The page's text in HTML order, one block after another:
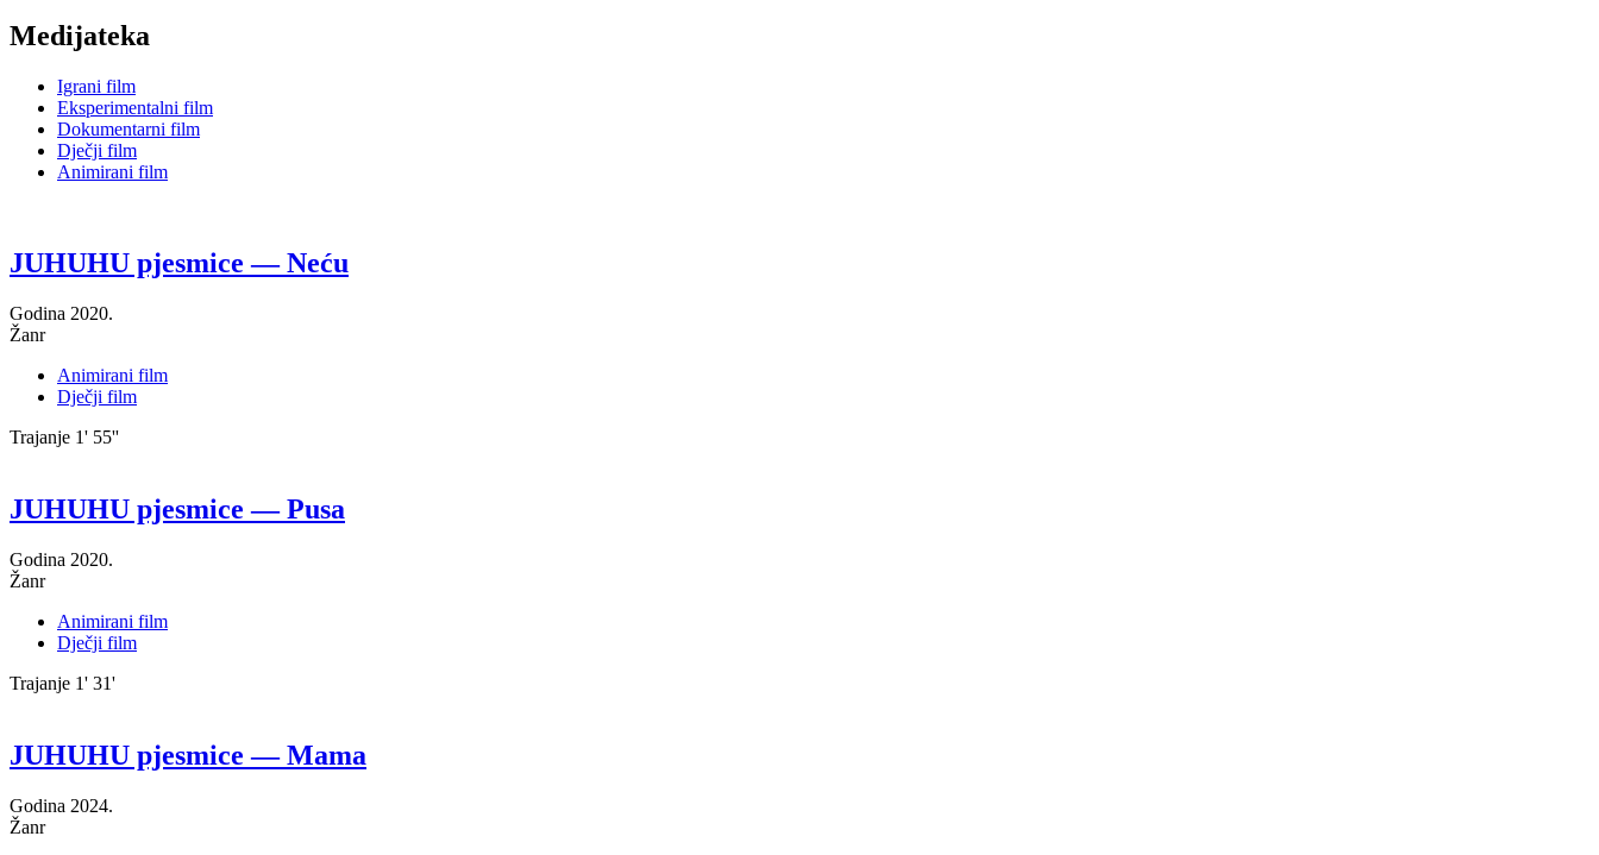
Medijateka
Igrani film
Eksperimentalni film
Dokumentarni film
Dječji film
Animirani film
JUHUHU pjesmice — Neću
Godina 2020.
Žanr
Animirani film
Dječji film
Trajanje 1' 55''
JUHUHU pjesmice — Pusa
Godina 2020.
Žanr
Animirani film
Dječji film
Trajanje 1' 31'
JUHUHU pjesmice — Mama
Godina 2024.
Žanr